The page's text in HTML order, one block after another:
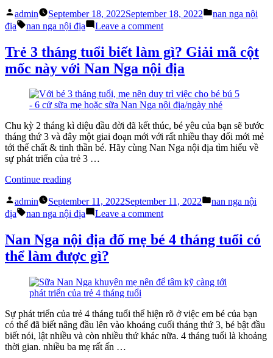
đúng
khi
bú
bình
Nan
Nga
nội
địa”
Posted
by
admin September 18, 2022September 18, 2022
Posted
nan nga nội
địa
Tags:
nan nga nội địa Leave a commenton
thế
đúng
khi
cho
bé
bú
bình
Nan
Nga
nội
Trẻ 3 tháng tuổi biết làm gì? Giải mã cột
mốc này với Nan Nga nội địa
Chu kỳ 2 tháng kì diệu đầu đời đã kết thúc, bé yêu của bạn sẽ bước
tháng thứ 3 và đây một giai đoạn mới với rất nhiều thay đổi mới mẻ
tới thể chất & tinh thần bé. Hãy cùng Nan Nga nội địa tìm hiểu về
sự phát triển của trẻ 3 …
Continue reading“Trẻ
tháng
tuổi
làm
gì?
Giải
mã
cột
mốc
này
với
Nan
Nga
nội
Posted
by
admin September 11, 2022September 11, 2022
Posted
nan nga nội
địa
Tags:
nan nga nội địa Leave a commenton
3
tháng
làm
gì?
mã
cột
mốc
Nan Nga nội địa đố mẹ bé 4 tháng tuổi có
thể làm được gì?
Sự phát triển của trẻ 4 tháng tuổi thể hiện rõ ở việc em bé của bạn
có thể đã biết nâng đầu lên vào khoảng cuối tháng thứ 3, bé bật đầu
biết nói, lật nhiều và còn nhiều thứ khác nữa. 4 tháng tuổi là khoảng
thời gian. nhiều ba mẹ rất ấn …